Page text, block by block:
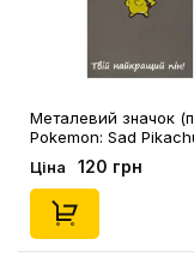
Металевий значок
Pokemon: Sad
(12932)
Ціна 120 грн